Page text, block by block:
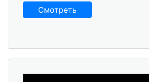
Смотреть